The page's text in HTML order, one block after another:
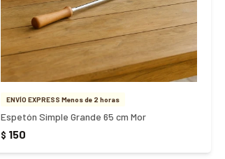
ENVÍO EXPRESS Menos de 2 horas
Espetón Simple Grande 65 cm Mor
$ 150